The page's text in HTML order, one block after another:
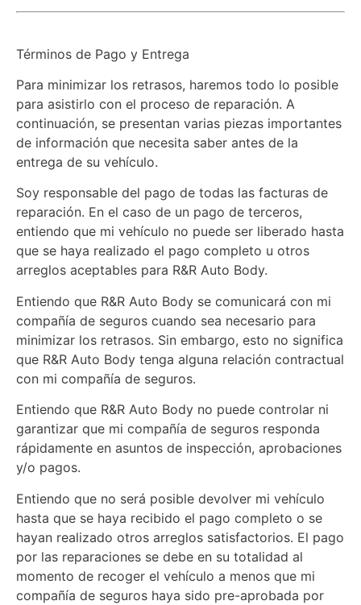
Términos de Pago y Entrega
Para minimizar los retrasos, haremos todo lo posible
para asistirlo con el proceso de reparación. A
continuación, se presentan varias piezas importantes
de información que necesita saber antes de la
entrega de su vehículo.
Soy responsable del pago de todas las facturas de
reparación. En el caso de un pago de terceros,
entiendo que mi vehículo no puede ser liberado hasta
que se haya realizado el pago completo u otros
arreglos aceptables para R&R Auto Body.
Entiendo que R&R Auto Body se comunicará con mi
compañía de seguros cuando sea necesario para
minimizar los retrasos. Sin embargo, esto no significa
que R&R Auto Body tenga alguna relación contractual
con mi compañía de seguros.
Entiendo que R&R Auto Body no puede controlar ni
garantizar que mi compañía de seguros responda
rápidamente en asuntos de inspección, aprobaciones
y/o pagos.
Entiendo que no será posible devolver mi vehículo
hasta que se haya recibido el pago completo o se
hayan realizado otros arreglos satisfactorios. El pago
por las reparaciones se debe en su totalidad al
momento de recoger el vehículo a menos que mi
compañía de seguros haya sido pre-aprobada por